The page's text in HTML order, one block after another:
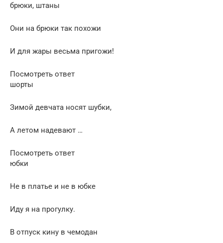
брюки, штаны
Они на брюки так похожи
И для жары весьма пригожи!
Посмотреть ответ
шорты
Зимой девчата носят шубки,
А летом надевают …
Посмотреть ответ
юбки
Не в платье и не в юбке
Иду я на прогулку.
В отпуск кину в чемодан